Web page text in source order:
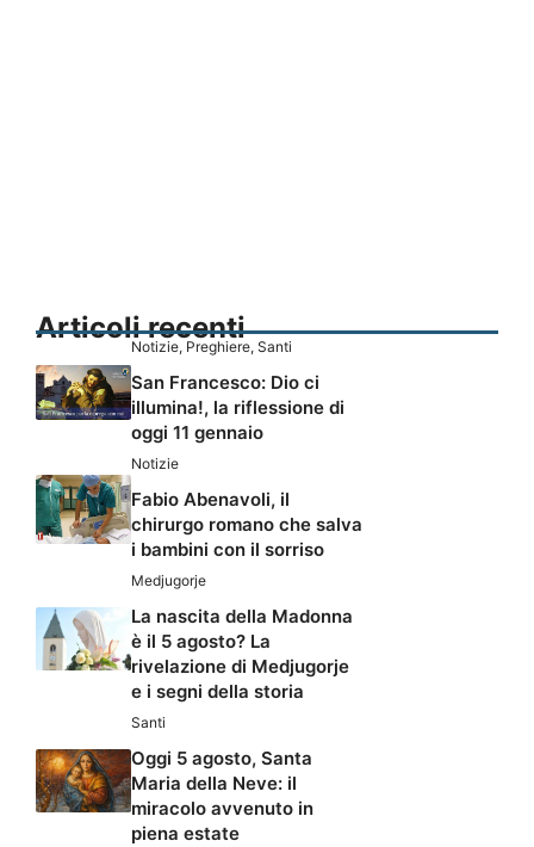
Articoli recenti
Notizie, Preghiere, Santi
San Francesco: Dio ci
illumina!, la riflessione di
oggi 11 gennaio
Notizie
Fabio Abenavoli, il
chirurgo romano che salva
i bambini con il sorriso
Medjugorje
La nascita della Madonna
è il 5 agosto? La
rivelazione di Medjugorje
e i segni della storia
Santi
Oggi 5 agosto, Santa
Maria della Neve: il
miracolo avvenuto in
piena estate